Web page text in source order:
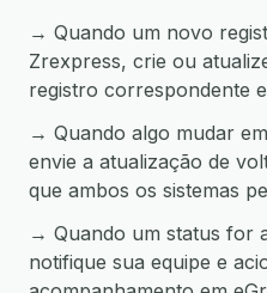
→ Quando um novo
Zrexpress, crie ou
registro correspondente
→ Quando algo mudar
envie a atualização de
que ambos os sistemas
→ Quando um status for
notifique sua equipe e